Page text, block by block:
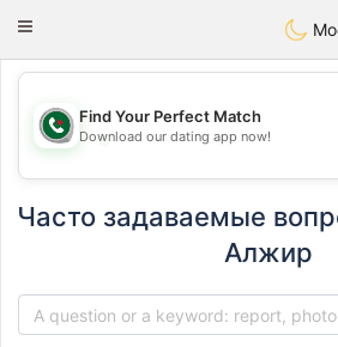
Weshrak
Toggle
💖
Find Your Perfect Match
Download our dating app now!
Часто задаваемые
Алжир